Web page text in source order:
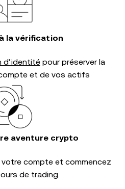
la vérification
d’identitépour préserver la
et de vos actifs
aventure crypto
compte et commencez
de trading.